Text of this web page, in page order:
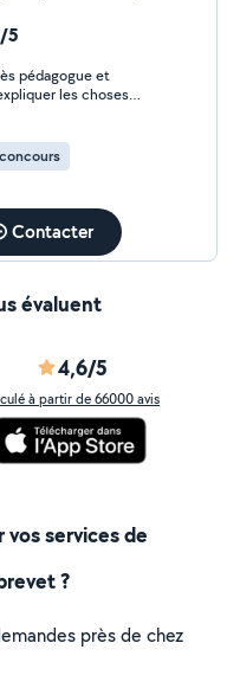
A l'école, on apprend
: primaire,collège,
5
les choses.
Contacter
évaluent
4,6/5
à partir de 66000 avis
services de
?
près de chez